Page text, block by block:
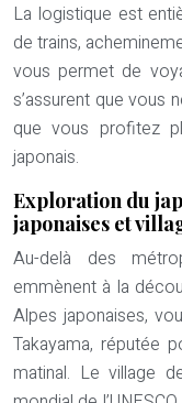
La logistique est
de trains,
vous permet de
s’assurent que vous
que vous profitez
japonais.
Exploration du
japonaises et
Au-delà des
emmènent à la
Alpes japonaises,
Takayama, réputée
matinal. Le village